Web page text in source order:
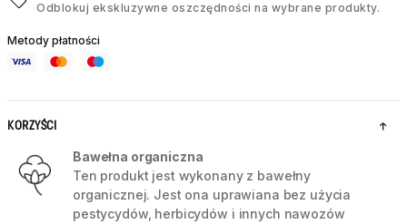
Odblokuj ekskluzywne oszczędności na wybrane produkty.
Metody płatności
KORZYŚCI
Bawełna organiczna
Ten produkt jest wykonany z bawełny
organicznej. Jest ona uprawiana bez użycia
pestycydów, herbicydów i innych nawozów